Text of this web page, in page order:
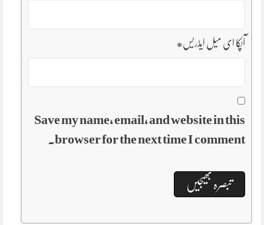
آپکا ای میل ایڈریس*
Save my name, email, and website in this
browser for the next time I comment.